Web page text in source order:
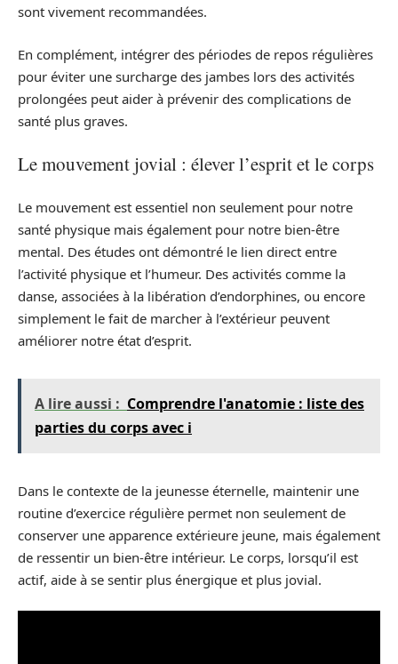
sont vivement recommandées.
En complément, intégrer des périodes de repos régulières
pour éviter une surcharge des jambes lors des activités
prolongées peut aider à prévenir des complications de
santé plus graves.
Le mouvement jovial : élever l’esprit et le corps
Le mouvement est essentiel non seulement pour notre
santé physique mais également pour notre bien-être
mental. Des études ont démontré le lien direct entre
l’activité physique et l’humeur. Des activités comme la
danse, associées à la libération d’endorphines, ou encore
simplement le fait de marcher à l’extérieur peuvent
améliorer notre état d’esprit.
A lire aussi : Comprendre l'anatomie : liste des
parties du corps avec i
Dans le contexte de la jeunesse éternelle, maintenir une
routine d’exercice régulière permet non seulement de
conserver une apparence extérieure jeune, mais également
de ressentir un bien-être intérieur. Le corps, lorsqu’il est
actif, aide à se sentir plus énergique et plus jovial.